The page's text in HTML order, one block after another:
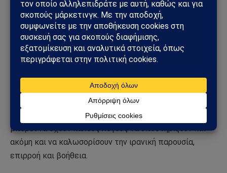
Προσπαθώντας να αντιταχθεί στον Ιρανό αντίπαλό
της, η Ουάσινγκτον μπορεί να καταλήξει να
αποξενώσει τους δυνητικούς εταίρους και συμμάχους
της στη Μέση Ανατολή – οι οποίοι ήδη επενδύουν σε
έχουν βαρεθεί την αμερικανική παρουσία, η οποία, από
τη δική τους οπτική γωνία, φέρνει μόνο προβλήματα.
Και αυτοί, όπως και οι Σύριοι, οι Λιβανέζοι και άλλοι,
μπορεί να έχουν καλούς λόγους να υποστηρίξουν και
ακόμη και να καλωσορίσουν την ιρανική παρουσία,
επιρροή και βοήθεια.